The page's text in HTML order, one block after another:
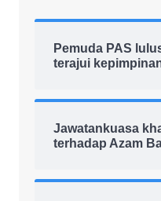
Pemuda PAS
terajui
Jawatankuasa
terhadap Azam